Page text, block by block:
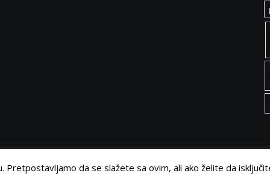
Pretpostavljamo da se slažete sa ovim, ali ako želite da